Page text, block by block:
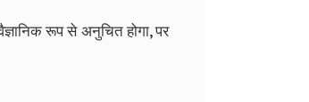
रूप से अनुचित होगा, पर